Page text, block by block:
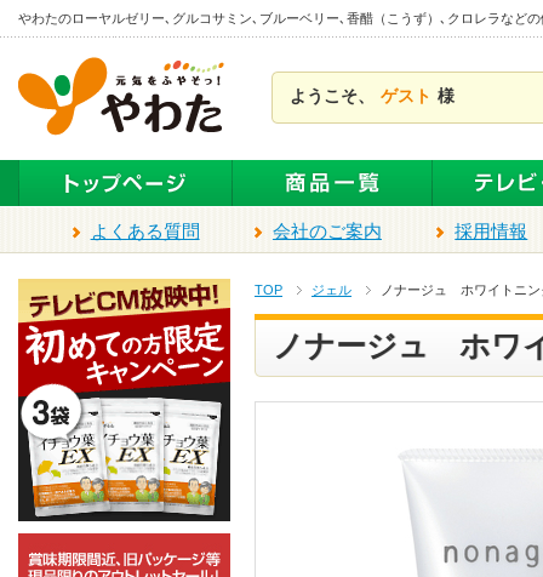
本
文
ま
で
キ
やわたのローヤルゼリー､グルコサミン､ブルーベリー､香醋（こうず）､クロレラなど
ようこそ、 ゲスト 様
よくある質問 会社のご案内 採用情報
TOP ジェル ノナージュ ホワイトニン
ノナージュ ホワ